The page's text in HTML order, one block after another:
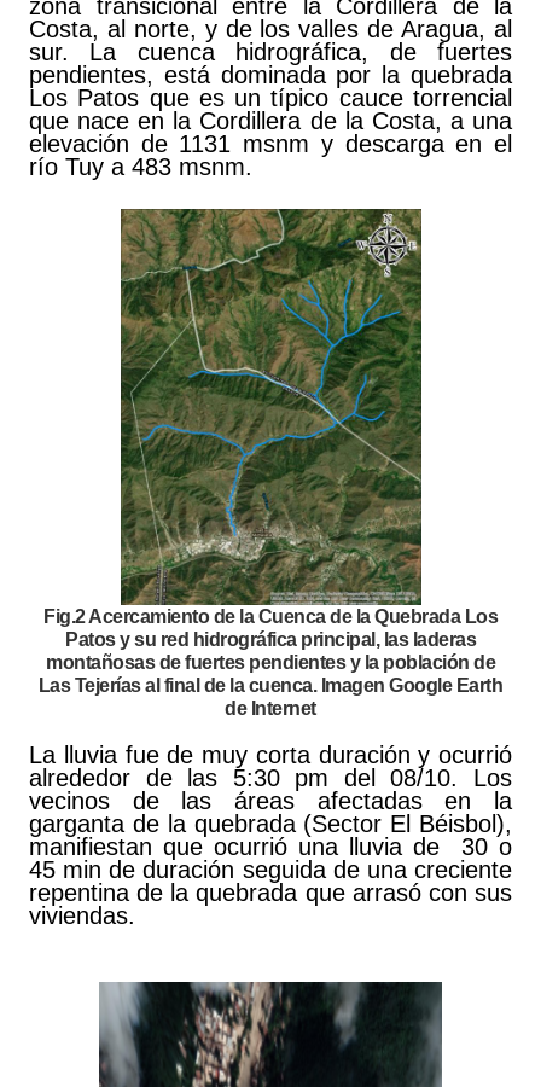
zona transicional entre la Cordillera de la
Costa, al norte, y de los valles de Aragua, al
sur. La cuenca hidrográfica, de fuertes
pendientes, está dominada por la quebrada
Los Patos que es un típico cauce torrencial
que nace en la Cordillera de la Costa, a una
elevación de 1131 msnm y descarga en el
río Tuy a 483 msnm.
Fig.2 Acercamiento de la Cuenca de la Quebrada Los
Patos y su red hidrográfica principal, las laderas
montañosas de fuertes pendientes y la población de
Las Tejerías al final de la cuenca. Imagen Google Earth
de Internet
La lluvia fue de muy corta duración y ocurrió
alrededor de las 5:30 pm del 08/10. Los
vecinos de las áreas afectadas en la
garganta de la quebrada (Sector El Béisbol),
manifiestan que ocurrió una lluvia de 30 o
45 min de duración seguida de una creciente
repentina de la quebrada que arrasó con sus
viviendas.